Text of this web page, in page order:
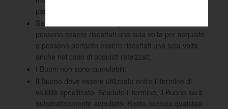
parziale;
Salvo ove diversamente specificato, i Buoni monouso
possono essere riscattati una sola volta per acquisto
e possono pertanto essere riscattati una sola volta
anche nel caso di acquisti rateizzati;
I Buoni non sono cumulabili;
Il Buono deve essere utilizzato entro il termine di
validità specificato. Scaduto il termine, il Buono sarà
automaticamente annullato. Resta esclusa qualsiasi